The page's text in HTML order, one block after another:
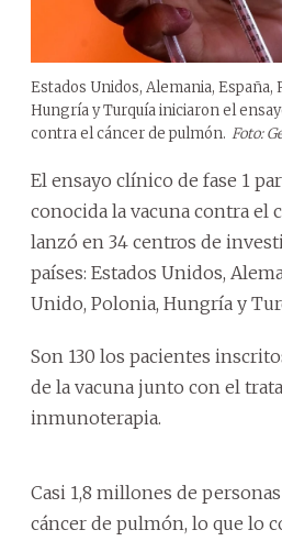
Estados Unidos, Alemania, España,
Hungría y Turquía iniciaron el
contra el cáncer de pulmón. Foto:
El ensayo clínico de fase 1
conocida la vacuna contra el
lanzó en 34 centros de
países: Estados Unidos,
Unido, Polonia, Hungría y
Son 130 los pacientes
de la vacuna junto con el
inmunoterapia.
Casi 1,8 millones de
cáncer de pulmón, lo que lo